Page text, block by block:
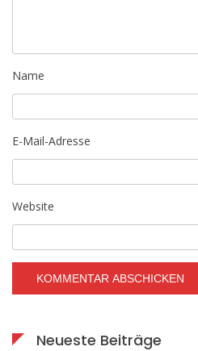
Name
E-Mail-Adresse
Website
Neueste Beiträge